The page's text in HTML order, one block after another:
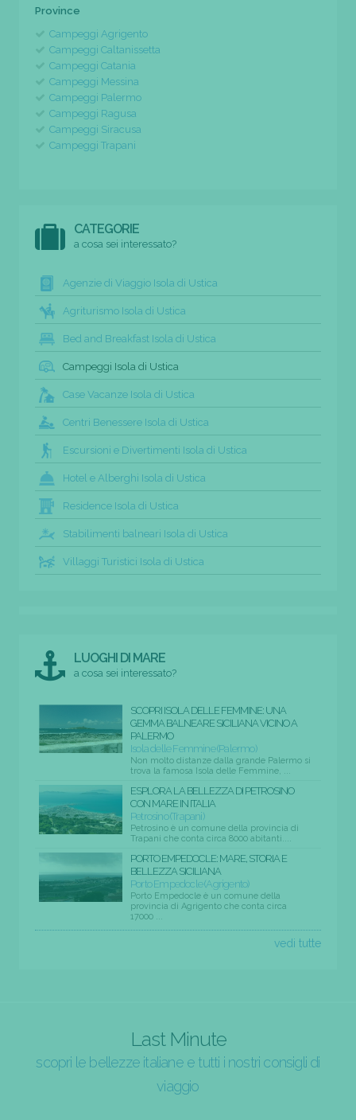
Province
Campeggi Agrigento
Campeggi Caltanissetta
Campeggi Catania
Campeggi Messina
Campeggi Palermo
Campeggi Ragusa
Campeggi Siracusa
Campeggi Trapani
CATEGORIE
a cosa sei interessato?
Agenzie di Viaggio Isola di Ustica
Agriturismo Isola di Ustica
Bed and Breakfast Isola di Ustica
Campeggi Isola di Ustica
Case Vacanze Isola di Ustica
Centri Benessere Isola di Ustica
Escursioni e Divertimenti Isola di Ustica
Hotel e Alberghi Isola di Ustica
Residence Isola di Ustica
Stabilimenti balneari Isola di Ustica
Villaggi Turistici Isola di Ustica
LUOGHI DI MARE
a cosa sei interessato?
SCOPRI ISOLA DELLE FEMMINE: UNA
GEMMA BALNEARE SICILIANA VICINO A
PALERMO
Isola delle Femmine (Palermo)
Non molto distanze dalla grande Palermo si
trova la famosa Isola delle Femmine, ...
ESPLORA LA BELLEZZA DI PETROSINO
CON MARE IN ITALIA
Petrosino (Trapani)
Petrosino è un comune della provincia di
Trapani che conta circa 8000 abitanti....
PORTO EMPEDOCLE: MARE, STORIA E
BELLEZZA SICILIANA
Porto Empedocle (Agrigento)
Porto Empedocle è un comune della
provincia di Agrigento che conta circa
17000 ...
vedi tutte
Last Minute
scopri le bellezze italiane e tutti i nostri consigli di
viaggio